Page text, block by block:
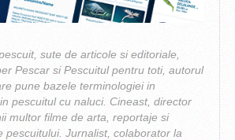
sute de articole si editoriale,
Pescar si Pescuitul pentru toti, autorul
pune bazele terminologiei in
pescuitul cu naluci. Cineast, director
multor filme de arta, reportaje si
Jurnalist, colaborator la